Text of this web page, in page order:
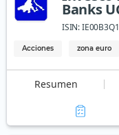
Banks
ISIN:
Acciones zona euro
Resumen